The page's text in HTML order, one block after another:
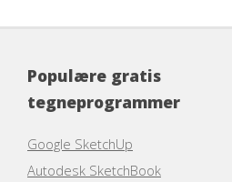
Populære gratis
tegneprogrammer
Google SketchUp
Autodesk SketchBook